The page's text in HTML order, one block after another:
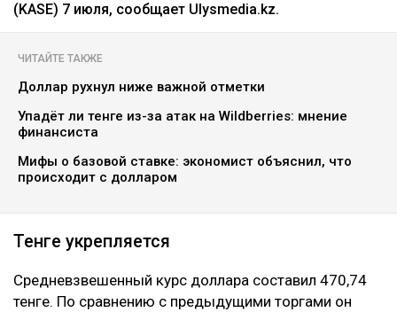
(KASE) 7 июля, сообщает Ulysmedia.kz.
ЧИТАЙТЕ ТАКЖЕ
Доллар рухнул ниже важной отметки
Упадёт ли тенге из-за атак на Wildberries: мнение
финансиста
Мифы о базовой ставке: экономист объяснил, что
происходит с долларом
Тенге укрепляется
Средневзвешенный курс доллара составил 470,74
тенге. По сравнению с предыдущими торгами он